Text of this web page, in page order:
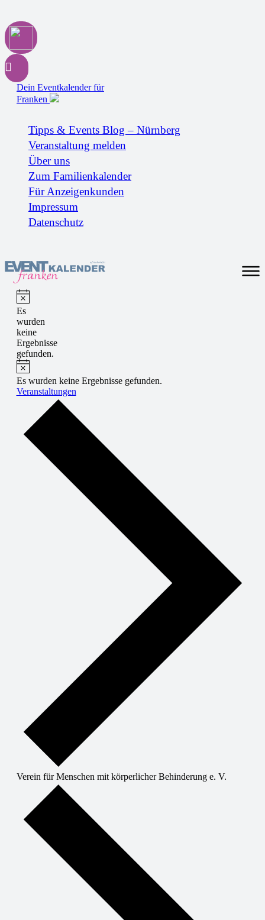
Dein Eventkalender für
Franken
Tipps & Events Blog – Nürnberg
Veranstaltung melden
Über uns
Zum Familienkalender
Für Anzeigenkunden
Impressum
Datenschutz
Es
wurden
keine
Ergebnisse
gefunden.
Es wurden keine Ergebnisse gefunden.
Veranstaltungen
Verein für Menschen mit körperlicher Behinderung e. V.